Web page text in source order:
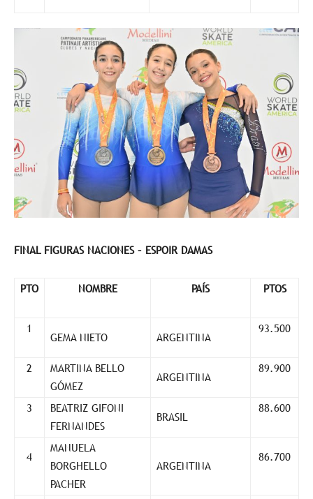
FINAL FIGURAS NACIONES – ESPOIR DAMAS
PTO NOMBRE PAÍS PTOS
1
GEMA NIETO ARGENTINA
93.500
2
MARTINA BELLO
GÓMEZ
ARGENTINA
89.900
3
BEATRIZ GIFONI
FERNANDES
BRASIL
88.600
4
MANUELA
BORGHELLO
PACHER
ARGENTINA
86.700